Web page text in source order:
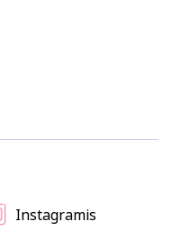
Instagramis